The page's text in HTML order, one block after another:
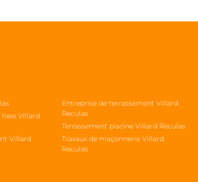
Villard
Villard
Entreprise de terrassement Villard
Reculas
Terrassement piscine Villard Reculas
Travaux de maçonnerie Villard
Reculas